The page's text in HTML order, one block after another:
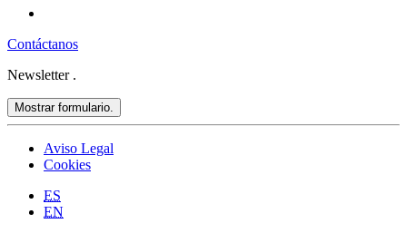
Contáctanos
Newsletter .
Mostrar formulario.
Aviso Legal
Cookies
ES
EN